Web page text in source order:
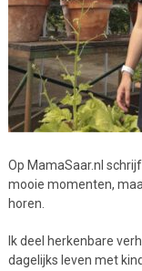
Op MamaSaar.nl
mooie momenten,
horen.
Ik deel herkenbare
dagelijks leven met